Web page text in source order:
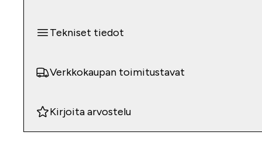
Tekniset tiedot
Verkkokaupan toimitustavat
Kirjoita arvostelu